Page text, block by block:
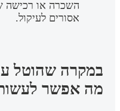
השכרה או רכישה
אסורים לעיקול.
במקרה שהוטל
מה אפשר